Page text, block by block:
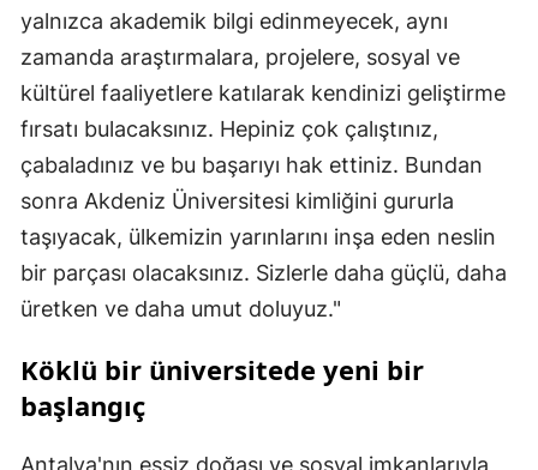
yalnızca akademik bilgi edinmeyecek, aynı
zamanda araştırmalara, projelere, sosyal ve
kültürel faaliyetlere katılarak kendinizi geliştirme
fırsatı bulacaksınız. Hepiniz çok çalıştınız,
çabaladınız ve bu başarıyı hak ettiniz. Bundan
sonra Akdeniz Üniversitesi kimliğini gururla
taşıyacak, ülkemizin yarınlarını inşa eden neslin
bir parçası olacaksınız. Sizlerle daha güçlü, daha
üretken ve daha umut doluyuz."
Köklü bir üniversitede yeni bir
başlangıç